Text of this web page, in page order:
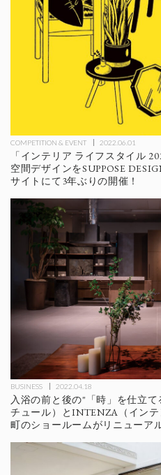
COMPETITION & EVENT 2022.06.01
「インテリア ライフスタイル
空間デザインをSUPPOSE
サイトにて3年ぶりの開催！
BUSINESS 2022.04.18
入浴の前と後の"「時」を仕立
チュール）とINTENZA（イン
町のショールームがリニューア